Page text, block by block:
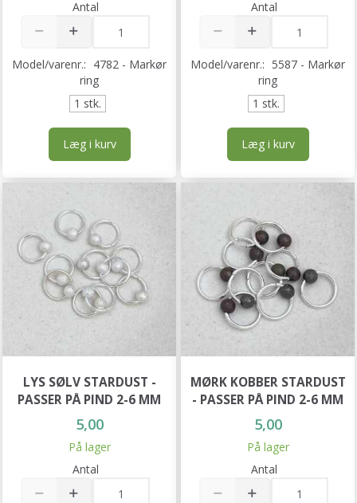
Antal
Model/varenr.: 4782 - Markør
ring
1 stk.
Læg i kurv
Antal
Model/varenr.: 5587 - Markør
ring
1 stk.
Læg i kurv
LYS SØLV STARDUST -
PASSER PÅ PIND 2-6 MM
5,00
På lager
Antal
MØRK KOBBER STARDUST
- PASSER PÅ PIND 2-6 MM
5,00
På lager
Antal